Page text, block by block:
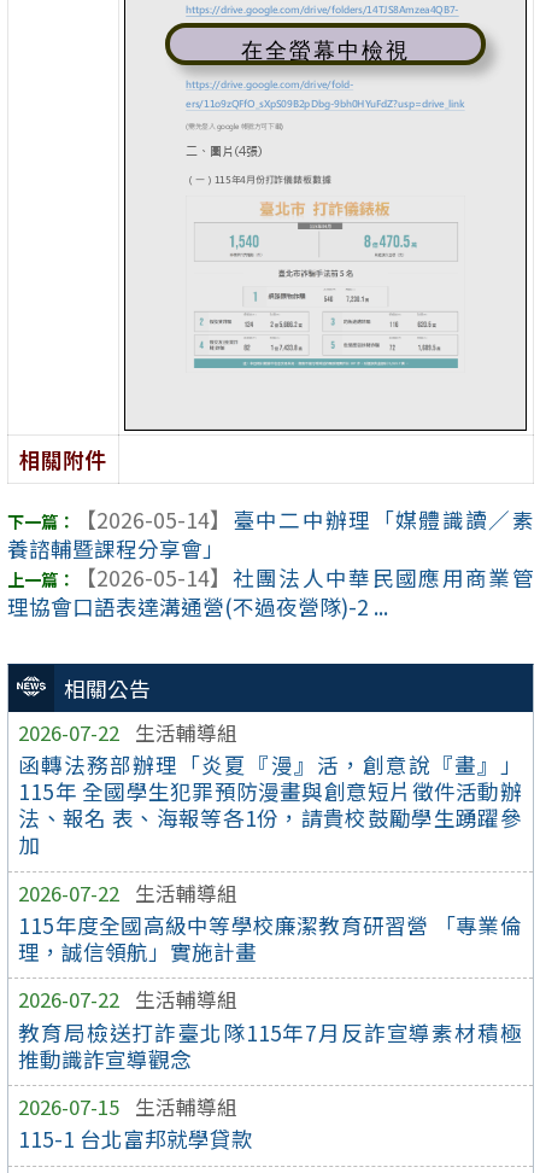
相關公告
2026-07-22 生活輔導組
函轉法務部辦理「炎夏『漫』活，創意說『畫』」
115年 全國學生犯罪預防漫畫與創意短片徵件活動辦
法、報名 表、海報等各1份，請貴校鼓勵學生踴躍參
加
2026-07-22 生活輔導組
115年度全國高級中等學校廉潔教育研習營 「專業倫
理，誠信領航」實施計畫
2026-07-22 生活輔導組
教育局檢送打詐臺北隊115年7月反詐宣導素材積極
推動識詐宣導觀念
2026-07-15 生活輔導組
115-1 台北富邦就學貸款
在全螢幕中檢視
相關附件
【2026-05-14】 臺中二中辦理「媒體識讀／素
養諮輔暨課程分享會」
【2026-05-14】 社團法人中華民國應用商業管
理協會口語表達溝通營(不過夜營隊)-2 ...